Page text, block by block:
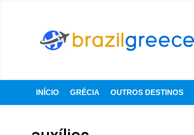
INÍCIO GRÉCIA OUTROS DESTINOS